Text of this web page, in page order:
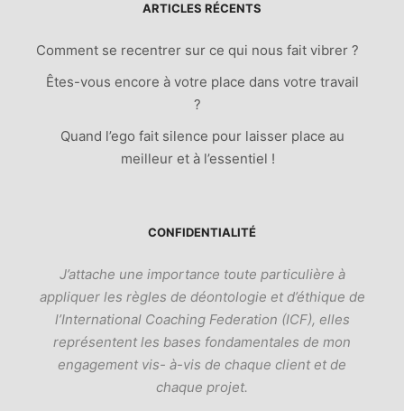
ARTICLES RÉCENTS
Comment se recentrer sur ce qui nous fait vibrer ?
Êtes-vous encore à votre place dans votre travail
?
Quand l’ego fait silence pour laisser place au
meilleur et à l’essentiel !
CONFIDENTIALITÉ
J’attache une importance toute particulière à
appliquer les règles de déontologie et d’éthique de
l’International Coaching Federation (ICF), elles
représentent les bases fondamentales de mon
engagement vis- à-vis de chaque client et de
chaque projet.